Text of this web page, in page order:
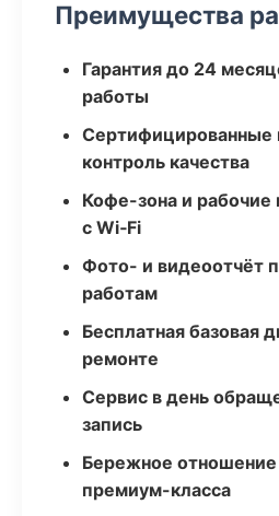
Преимущества
Гарантия до 24
работы
Сертифицированные
контроль качества
Кофе-зона и
с Wi‑Fi
Фото- и видеоотчёт
работам
Бесплатная базовая
ремонте
Сервис в день
запись
Бережное
премиум-класса